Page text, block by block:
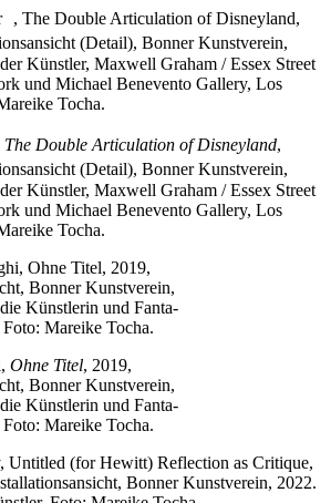
The Double Articulation of Disneyland,
(Detail), Bonner Kunstverein,
Künstler, Maxwell Graham / Essex Street
und Michael Benevento Gallery, Los
Tocha.
Ohne Titel, 2019,
Bonner Kunstverein,
Künstlerin und Fanta-
Mareike Tocha.